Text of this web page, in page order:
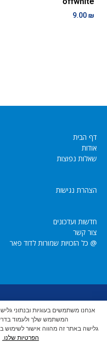
9.00₪
דף הבית
אודות
שאלות נפוצות
הצהרת נגישות
חדשות ועדכונים
צור קשר
@ כל הזכויות שמורות לדוד פאר
|
054-4504074 |
אנחנו משתמשים בעוגיות ובנתוני
המשתמש שלך ולעמוד
גלישה באתר זה מהווה אישור לשימוש
הפרטיות שלנו.